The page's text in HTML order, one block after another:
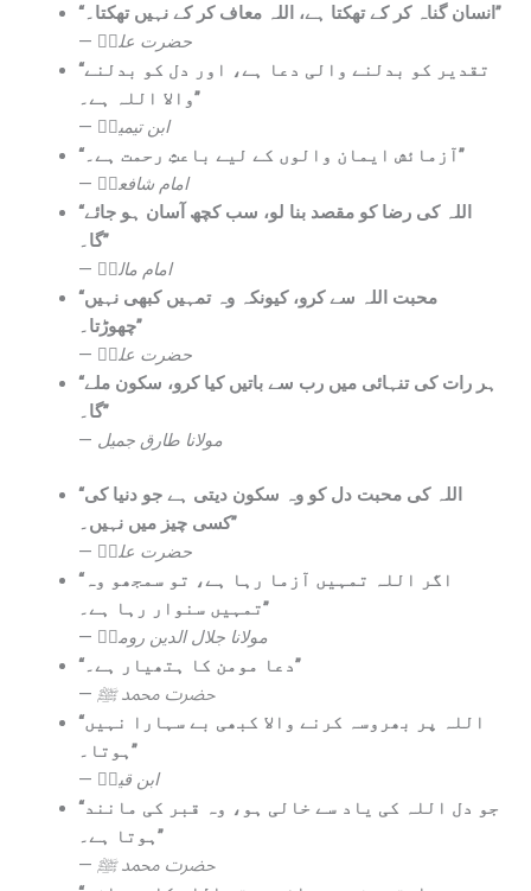
“انسان گناہ کر کے تھکتا ہے، اللہ معاف کر کے نہیں تھکتا۔”
— حضرت علیؓ
“تقدیر کو بدلنے والی دعا ہے، اور دل کو بدلنے
والا اللہ ہے۔”
— ابن تیمیہؒ
“آزمائش ایمان والوں کے لیے باعثِ رحمت ہے۔”
— امام شافعیؒ
“اللہ کی رضا کو مقصد بنا لو، سب کچھ آسان ہو جائے
گا۔”
— امام مالکؒ
“محبت اللہ سے کرو، کیونکہ وہ تمہیں کبھی نہیں
چھوڑتا۔”
— حضرت علیؓ
“ہر رات کی تنہائی میں رب سے باتیں کیا کرو، سکون ملے
گا۔”
— مولانا طارق جمیل
“اللہ کی محبت دل کو وہ سکون دیتی ہے جو دنیا کی
کسی چیز میں نہیں۔”
— حضرت علیؓ
“اگر اللہ تمہیں آزما رہا ہے، تو سمجھو وہ
تمہیں سنوار رہا ہے۔”
— مولانا جلال الدین رومیؒ
“دعا مومن کا ہتھیار ہے۔”
—حضرت محمد ﷺ
“اللہ پر بھروسہ کرنے والا کبھی بے سہارا نہیں
ہوتا۔”
— ابن قیمؒ
“جو دل اللہ کی یاد سے خالی ہو، وہ قبر کی مانند
ہوتا ہے۔”
—حضرت محمد ﷺ